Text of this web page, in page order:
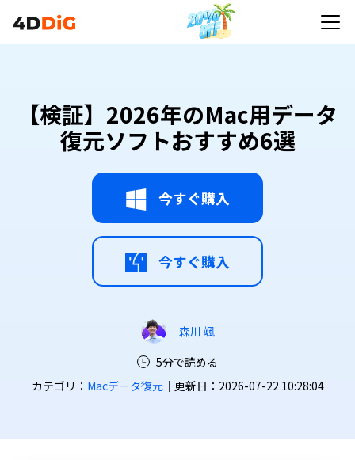
6選
【検証】2026年のMac用データ
復元ソフトおすすめ6選
今すぐ購入
今すぐ購入
森川 颯
5分で読める
カテゴリ： Macデータ復元｜更新日：2026-07-22 10:28:04